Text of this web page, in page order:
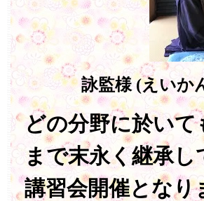
詠監様 (えいか
どの分野に於い
まで末永く継承
講習会開催とな